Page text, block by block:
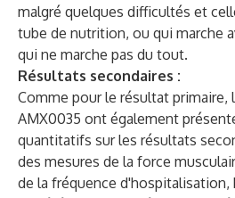
malgré quelques difficultés et
tube de nutrition, ou qui marche
qui ne marche pas du tout.
Résultats secondaires :
Comme pour le résultat primaire,
AMX0035 ont également
quantitatifs sur les résultats
des mesures de la force
de la fréquence